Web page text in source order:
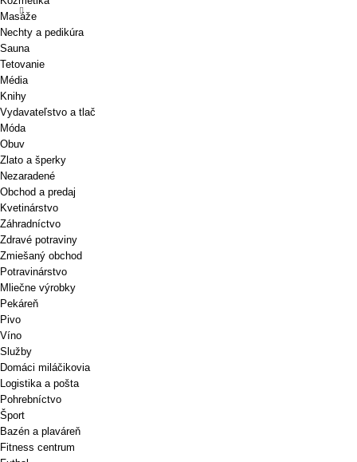
Masáže
Nechty a pedikúra
Sauna
Tetovanie
Média
Knihy
Vydavateľstvo a tlač
Móda
Obuv
Zlato a šperky
Nezaradené
Obchod a predaj
Kvetinárstvo
Záhradníctvo
Zdravé potraviny
Zmiešaný obchod
Potravinárstvo
Mliečne výrobky
Pekáreň
Pivo
Víno
Služby
Domáci miláčikovia
Logistika a pošta
Pohrebníctvo
Šport
Bazén a plaváreň
Fitness centrum